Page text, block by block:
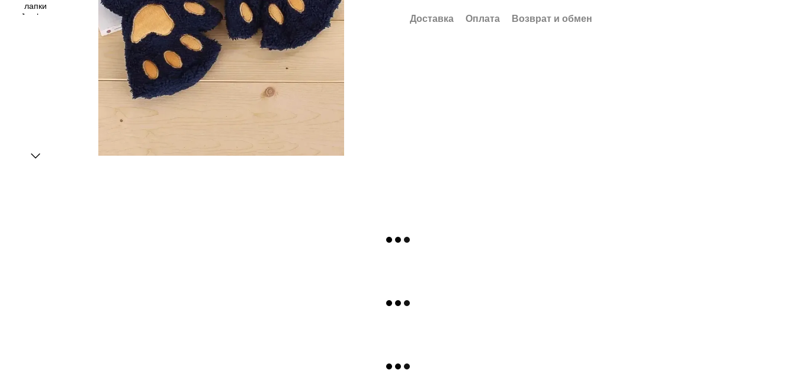
Доставка Оплата Возврат и обмен